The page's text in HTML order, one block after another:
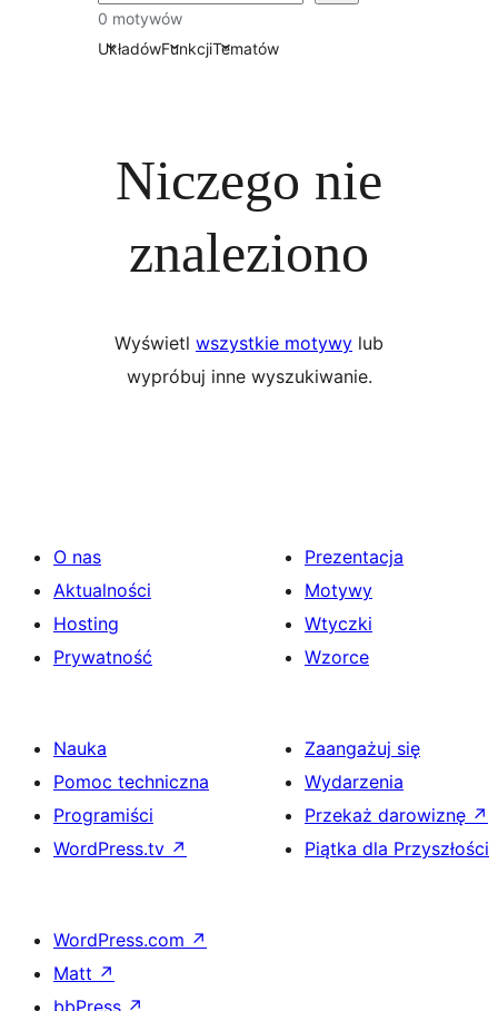
0 motywów
UkładówFunkcjiTematów
Niczego nie
znaleziono
Wyświetl wszystkie motywy lub
wypróbuj inne wyszukiwanie.
O nas
Aktualności
Hosting
Prywatność
Prezentacja
Motywy
Wtyczki
Wzorce
Nauka
Pomoc techniczna
Programiści
WordPress.tv ↗
Zaangażuj się
Wydarzenia
Przekaż darowiznę ↗
Piątka dla Przyszłości
WordPress.com ↗
Matt ↗
bbPress ↗